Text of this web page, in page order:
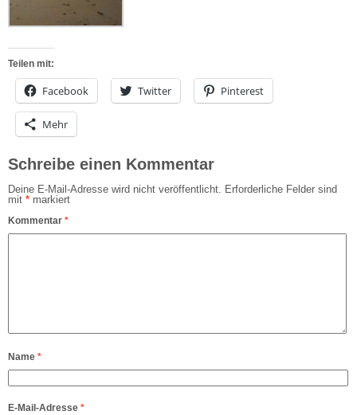
Teilen mit:
Facebook Twitter Pinterest
Mehr
Schreibe einen Kommentar
Deine E-Mail-Adresse wird nicht veröffentlicht.
Erforderliche Felder sind
mit * markiert
Kommentar *
Name *
E-Mail-Adresse *